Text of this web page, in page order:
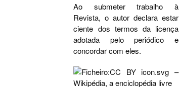
Ao submeter trabalho à
Revista, o autor declara estar
ciente dos termos da licença
adotada pelo periódico e
concordar com eles.